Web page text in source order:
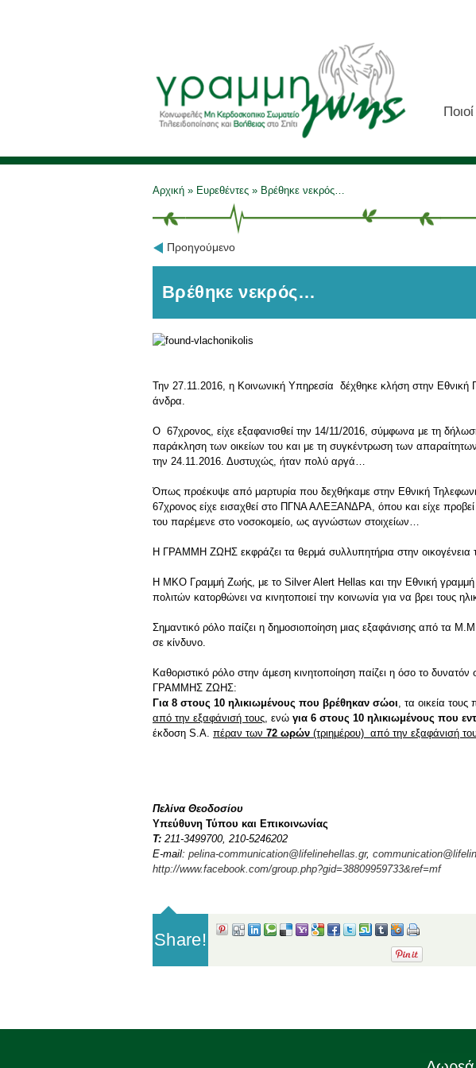
Αρχική » Ευρεθέντες » Βρέθηκε νεκρός…
Προηγούμενο
Βρέθηκε νεκρός…
Την 27.11.2016, η Κοινωνική Υπηρεσία δέχθηκε κλήση στην Εθνική
άνδρα.
Ο 67χρονος, είχε εξαφανισθεί την 14/11/2016, σύμφωνα με τη
παράκληση των οικείων του και με τη συγκέντρωση των
την 24.11.2016. Δυστυχώς, ήταν πολύ αργά…
Όπως προέκυψε από μαρτυρία που δεχθήκαμε στην Εθνική
67χρονος είχε εισαχθεί στο ΠΓΝΑ ΑΛΕΞΑΝΔΡΑ, όπου και είχε
του παρέμενε στο νοσοκομείο, ως αγνώστων στοιχείων…
Η ΓΡΑΜΜΗ ΖΩΗΣ εκφράζει τα θερμά συλλυπητήρια στην οικογένεια
Η ΜΚΟ Γραμμή Ζωής, με το Silver Alert Hellas και την Εθνική
πολιτών κατορθώνει να κινητοποιεί την κοινωνία για να βρει τους
Σημαντικό ρόλο παίζει η δημοσιοποίηση μιας εξαφάνισης από τα
σε κίνδυνο.
Καθοριστικό ρόλο στην άμεση κινητοποίηση παίζει η όσο το
ΓΡΑΜΜΗΣ ΖΩΗΣ:
Για 8 στους 10 ηλικιωμένους που βρέθηκαν σώοι, τα οικεία
από την εξαφάνισή τους, ενώ για 6 στους 10 ηλικιωμένους που
έκδοση S.A. πέραν των 72 ωρών (τριημέρου) από την εξαφάνισή
Πελίνα Θεοδοσίου
Υπεύθυνη Τύπου και Επικοινωνίας
Τ: 211-3499700, 210-5246202
E-mail: pelina-communication@lifelinehellas.gr,
http://www.facebook.com/group.php?gid=38809959733&ref=mf
Share!